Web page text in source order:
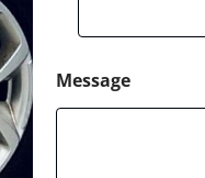
Message